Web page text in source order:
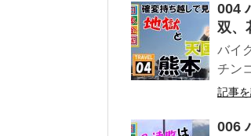
004
双、
バイ
チン
記事
006